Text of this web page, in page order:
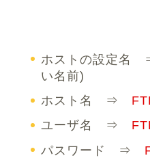
ホストの設定名
い名前)
ホスト名 ⇒
ユーザ名 ⇒
パスワード ⇒